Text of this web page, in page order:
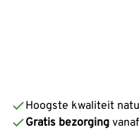
Hoogste kwaliteit
Gratis bezorging